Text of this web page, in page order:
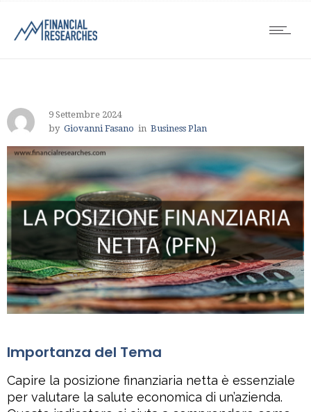
9 Settembre 2024
by Giovanni Fasano in Business Plan
Importanza del Tema
Capire la posizione finanziaria netta è essenziale
per valutare la salute economica di un’azienda.